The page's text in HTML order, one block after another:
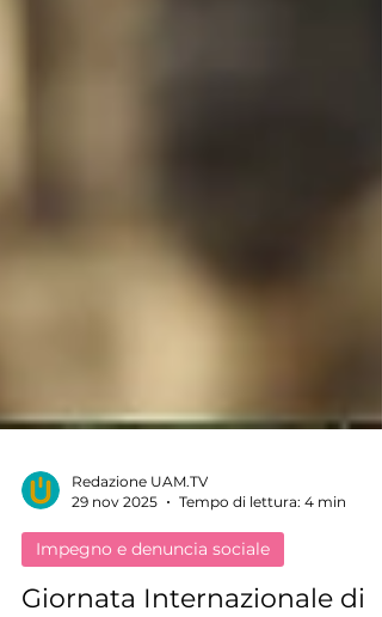
Redazione UAM.TV
29 nov 2025
Tempo di lettura: 4 min